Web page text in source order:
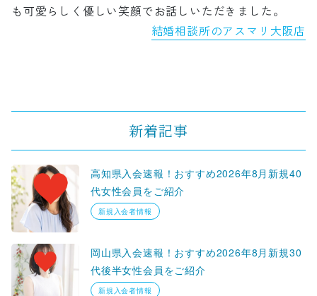
も可愛らしく優しい笑顔でお話しいただきました。
結婚相談所のアスマリ大阪店
新着記事
高知県入会速報！おすすめ2026年8月新規40
代女性会員をご紹介
新規入会者情報
岡山県入会速報！おすすめ2026年8月新規30
代後半女性会員をご紹介
新規入会者情報